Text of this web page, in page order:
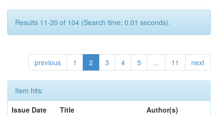
Results 11-20 of 104 (Search time: 0.01 seconds).
previous 1 2 3 4 5 ... 11 next
Item hits:
Issue Date
Title
Author(s)